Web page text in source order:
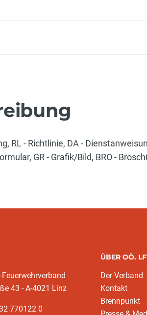
RL - Richtlinie, DA -
GR - Grafik/Bild, BRO -
43 - A-4021 Linz
770122 0
ÜBER OÖ.
Der Verband
Kontakt
Brennpunkt